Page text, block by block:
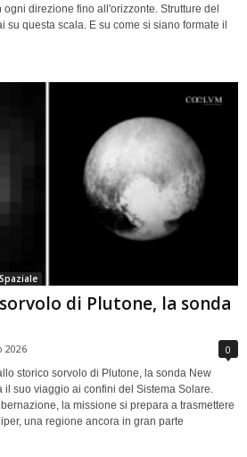
direzione fino all'orizzonte. Strutture del
su questa scala. E su come si siano formate il
di Plutone, la sonda
2026 0
storico sorvolo di Plutone, la sonda New
il suo viaggio ai confini del Sistema Solare.
la missione si prepara a trasmettere
una regione ancora in gran parte